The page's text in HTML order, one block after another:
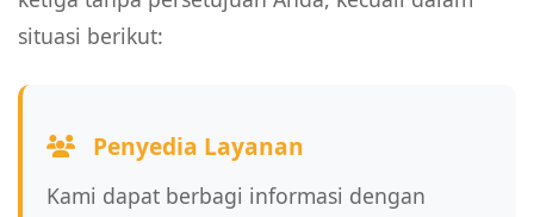
situasi berikut:
Penyedia Layanan
Kami dapat berbagi informasi dengan